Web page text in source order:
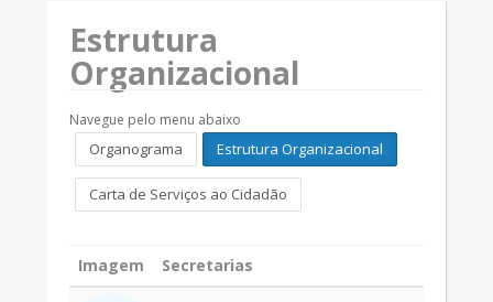
Estrutura
Organizacional
Navegue pelo menu abaixo
Organograma Estrutura Organizacional
Carta de Serviços ao Cidadão
Imagem Secretarias